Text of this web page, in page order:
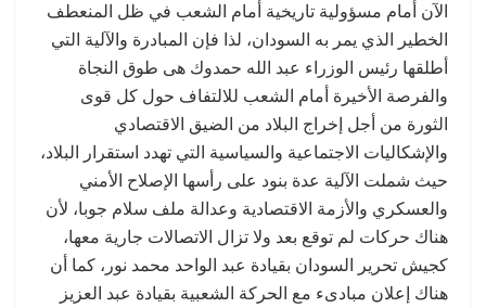
الآن أمام مسؤولية تاريخية أمام الشعب في ظل المنعطف
الخطير الذي يمر به السودان، لذا فإن المبادرة والآلية التي
أطلقها رئيس الوزراء عبد الله حمدوك هى طوق النجاة
والفرصة الأخيرة أمام الشعب للالتفاف حول كل قوى
الثورة من أجل إخراج البلاد من الضيق الاقتصادي
والإشكاليات الاجتماعية والسياسية التي تهدد استقرار البلاد،
حيث شملت الآلية عدة بنود على رأسها الإصلاح الأمني
والعسكري والأزمة الاقتصادية وعدالة ملف سلام جوبا، لأن
هناك حركات لم توقع بعد ولا تزال الاتصالات جارية معها،
كجيش تحرير السودان بقيادة عبد الواحد محمد نور، كما أن
هناك إعلان مبادىء مع الحركة الشعبية بقيادة عبد العزيز